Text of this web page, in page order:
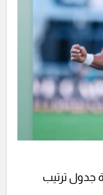
17 في صدارة جدول ترتيب